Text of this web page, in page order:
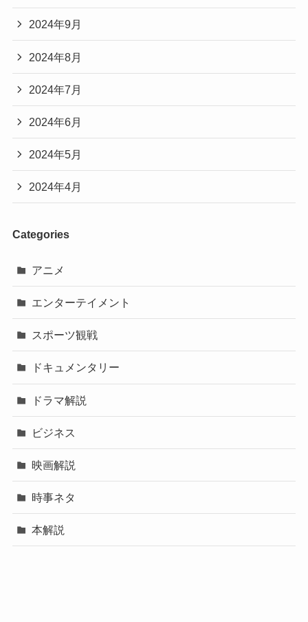
2024年9月
2024年8月
2024年7月
2024年6月
2024年5月
2024年4月
Categories
アニメ
エンターテイメント
スポーツ観戦
ドキュメンタリー
ドラマ解説
ビジネス
映画解説
時事ネタ
本解説